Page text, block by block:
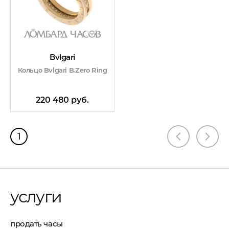
Bvlgari
Кольцо Bvlgari B.Zero Ring
220 480 руб.
1
услуги
продать часы